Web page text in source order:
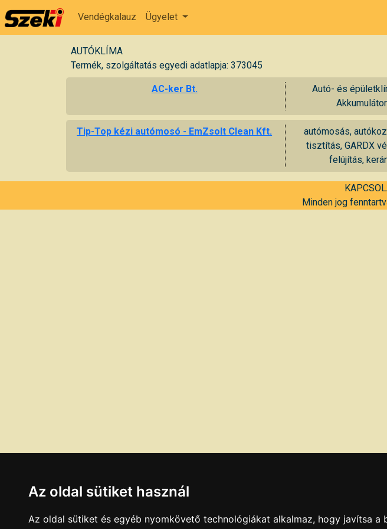
Vendégkalauz Ügyelet
AUTÓKLÍMA
Termék, szolgáltatás egyedi adatlapja: 373045
AC-ker Bt.
Autó- és
Tip-Top kézi autómosó - EmZsolt Clean Kft.
autómosás,
tisztítás, GARDX
felújítás,
Minden jog
Az oldal sütiket használ
Az oldal sütiket és egyéb nyomkövető technológiákat alkalmaz, hogy javítsa